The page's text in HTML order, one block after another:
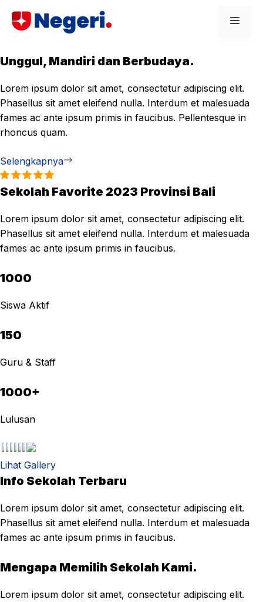
Unggul, Mandiri dan Berbudaya.
Lorem ipsum dolor sit amet, consectetur adipiscing elit.
Phasellus sit amet eleifend nulla. Interdum et malesuada
fames ac ante ipsum primis in faucibus. Pellentesque in
rhoncus quam.
Selengkapnya
Sekolah Favorite 2023 Provinsi Bali
Lorem ipsum dolor sit amet, consectetur adipiscing elit.
Phasellus sit amet eleifend nulla. Interdum et malesuada
fames ac ante ipsum primis in faucibus.
1000
Siswa Aktif
150
Guru & Staff
1000+
Lulusan
Lihat Gallery
Info Sekolah Terbaru
Lorem ipsum dolor sit amet, consectetur adipiscing elit.
Phasellus sit amet eleifend nulla. Interdum et malesuada
fames ac ante ipsum primis in faucibus.
Mengapa Memilih Sekolah Kami.
Lorem ipsum dolor sit amet, consectetur adipiscing elit.